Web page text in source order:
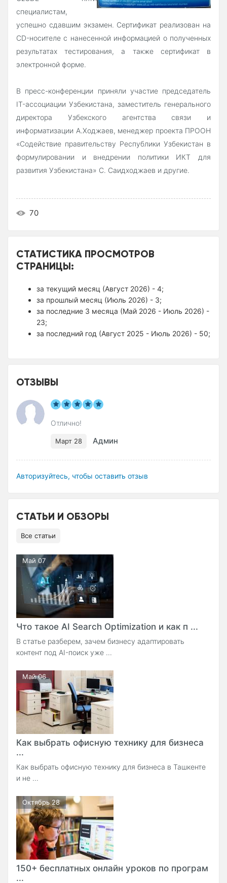
специалистам,
успешно сдавшим экзамен. Сертификат реализован на
CD-носителе с нанесенной информацией о полученных
результатах тестирования, а также сертификат в
электронной форме.
В пресс-конференции приняли участие председатель
IT-ассоциации Узбекистана, заместитель генерального
директора Узбекского агентства связи и
информатизации А.Ходжаев, менеджер проекта ПРООН
«Содействие правительству Республики Узбекистан в
формулировании и внедрении политики ИКТ для
развития Узбекистана» С. Саидходжаев и другие.
70
СТАТИСТИКА ПРОСМОТРОВ
СТРАНИЦЫ:
за текущий месяц (Август 2026) - 4;
за прошлый месяц (Июль 2026) - 3;
за последние 3 месяца (Май 2026 - Июль 2026) -
23;
за последний год (Август 2025 - Июль 2026) - 50;
ОТЗЫВЫ
Отлично!
Март 28 Админ
Авторизуйтесь, чтобы оставить отзыв
СТАТЬИ И ОБЗОРЫ
Все статьи
Май 07
Что такое AI Search Optimization и как п ...
В статье разберем, зачем бизнесу адаптировать
контент под AI-поиск уже ...
Май 06
Как выбрать офисную технику для бизнеса
...
Как выбрать офисную технику для бизнеса в Ташкенте
и не ...
Октябрь 28
150+ бесплатных онлайн уроков по програм
...